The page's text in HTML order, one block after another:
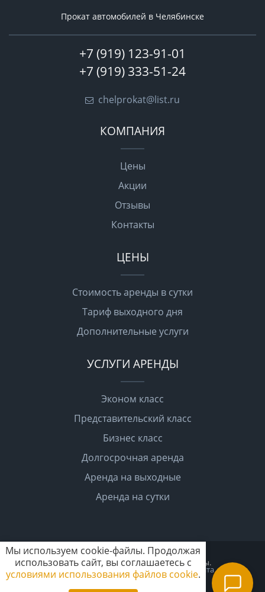
Прокат автомобилей в Челябинске
+7 (919) 123-91-01
+7 (919) 333-51-24
chelprokat@list.ru
КОМПАНИЯ
Цены
Акции
Отзывы
Контакты
ЦЕНЫ
Стоимость аренды в сутки
Тариф выходного дня
Дополнительные услуги
УСЛУГИ АРЕНДЫ
Эконом класс
Представительский класс
Бизнес класс
Долгосрочная аренда
Аренда на выходные
Аренда на сутки
2026 © "Челпрокат". Все права защищены.
Политика конфиденциальности Карта сайта
Мы используем cookie-файлы. Продолжая
использовать сайт, вы соглашаетесь с
условиями использования файлов cookie.